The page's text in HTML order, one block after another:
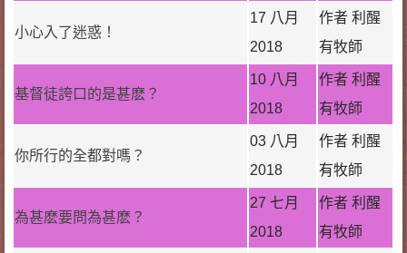
小心入了迷惑！
17 八月
2018
作者 利醒
有牧師
基督徒誇口的是甚麽？
10 八月
2018
作者 利醒
有牧師
你所行的全都對嗎？
03 八月
2018
作者 利醒
有牧師
為甚麽要問為甚麽？
27 七月
2018
作者 利醒
有牧師